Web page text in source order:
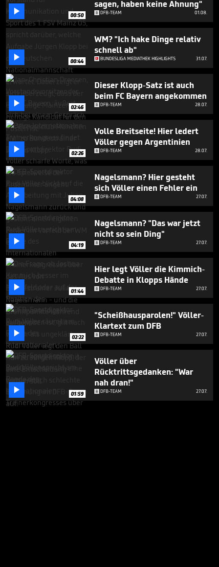
3
minutes,
15
seconds
 00:50
sagen, haben keine Ahnung"
DFB-TEAM 01.08.
 00:44
WM? "Ich hake Dinge relativ
schnell ab"
BUNDESLIGA MEDIATHEK HIGHLIGHTS 31.07.
 02:46
Dieser Klopp-Satz ist auch
beim FC Bayern angekommen
DFB-TEAM 28.07.
 02:26
Volle Breitseite! Hier ledert
Völler gegen Argentinien
DFB-TEAM 28.07.
 04:08
Nagelsmann? Hier gesteht
sich Völler einen Fehler ein
DFB-TEAM 27.07.
 04:19
Nagelsmann? "Das war jetzt
nicht so sein Ding"
DFB-TEAM 27.07.
 01:44
Hier legt Völler die Kimmich-
Debatte in Klopps Hände
DFB-TEAM 27.07.
 02:22
"Scheißhausparolen!" Völler-
Klartext zum DFB
DFB-TEAM 27.07.
 01:59
Völler über
Rücktrittsgedanken: "War
nah dran!"
DFB-TEAM 27.07.